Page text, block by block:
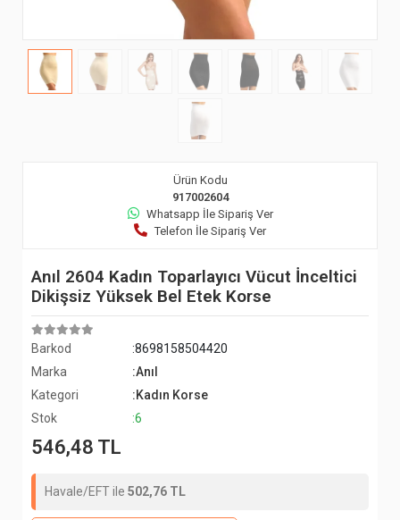
Ürün Kodu
917002604
Whatsapp İle Sipariş Ver
Telefon İle Sipariş Ver
Anıl 2604 Kadın Toparlayıcı Vücut İnceltici
Dikişsiz Yüksek Bel Etek Korse
Barkod
:8698158504420
Marka
:Anıl
Kategori
:Kadın Korse
Stok
:6
546,48 TL
Havale/EFT ile 502,76 TL